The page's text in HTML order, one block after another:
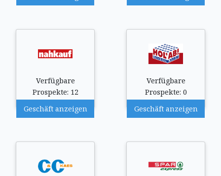
Verfügbare
Prospekte: 12
Geschäft anzeigen
Verfügbare
Prospekte: 0
Geschäft anzeigen